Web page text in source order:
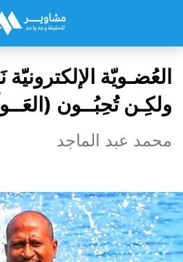
العُضـويّة
ولكِـن تُحِبُــون
محمد عبد الماجد